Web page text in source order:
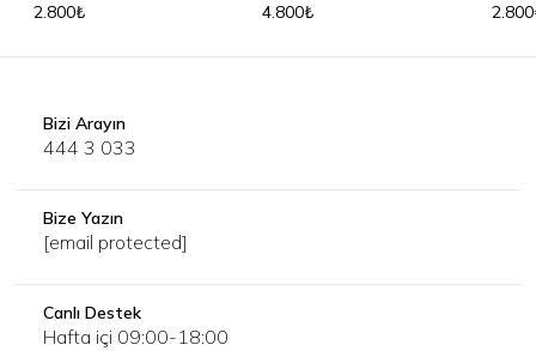
2.800₺
4.800₺
Bizi Arayın
444 3 033
Bize Yazın
[email protected]
Canlı Destek
Hafta içi 09:00-18:00